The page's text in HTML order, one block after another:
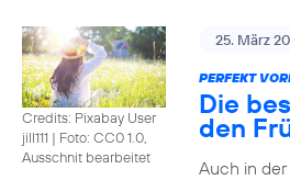
Credits: Pixabay User
jill111 | Foto: CC0 1.0,
Ausschnit bearbeitet
25. März
PERFEKT
Die
den
Auch in